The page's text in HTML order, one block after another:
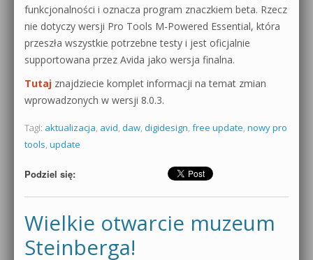
funkcjonalności i oznacza program znaczkiem beta. Rzecz
nie dotyczy wersji Pro Tools M-Powered Essential, która
przeszła wszystkie potrzebne testy i jest oficjalnie
supportowana przez Avida jako wersja finalna.
Tutaj znajdziecie komplet informacji na temat zmian
wprowadzonych w wersji 8.0.3.
Tagi: aktualizacja, avid, daw, digidesign, free update, nowy pro
tools, update
Podziel się:
Wielkie otwarcie muzeum
Steinberga!